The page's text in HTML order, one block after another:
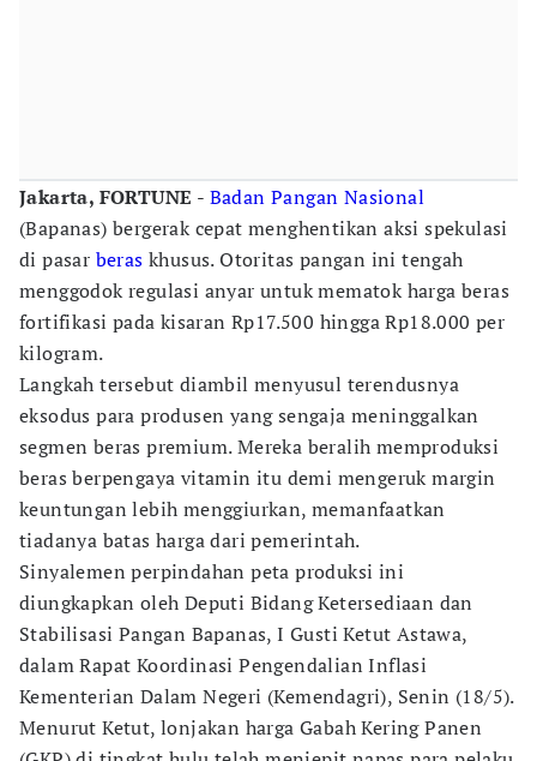
Jakarta, FORTUNE - Badan Pangan Nasional
(Bapanas) bergerak cepat menghentikan aksi spekulasi
di pasar beras khusus. Otoritas pangan ini tengah
menggodok regulasi anyar untuk mematok harga beras
fortifikasi pada kisaran Rp17.500 hingga Rp18.000 per
kilogram.
Langkah tersebut diambil menyusul terendusnya
eksodus para produsen yang sengaja meninggalkan
segmen beras premium. Mereka beralih memproduksi
beras berpengaya vitamin itu demi mengeruk margin
keuntungan lebih menggiurkan, memanfaatkan
tiadanya batas harga dari pemerintah.
Sinyalemen perpindahan peta produksi ini
diungkapkan oleh Deputi Bidang Ketersediaan dan
Stabilisasi Pangan Bapanas, I Gusti Ketut Astawa,
dalam Rapat Koordinasi Pengendalian Inflasi
Kementerian Dalam Negeri (Kemendagri), Senin (18/5).
Menurut Ketut, lonjakan harga Gabah Kering Panen